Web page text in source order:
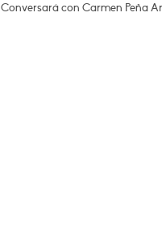
Conversará con Carmen Peña